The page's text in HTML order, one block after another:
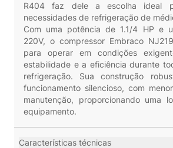
R404 faz dele a escolha ideal
necessidades de refrigeração de
Com uma potência de 1.1/4 HP e
220V, o compressor Embraco
para operar em condições
estabilidade e a eficiência durante
refrigeração. Sua construção
funcionamento silencioso, com
manutenção, proporcionando uma
equipamento.
Características técnicas